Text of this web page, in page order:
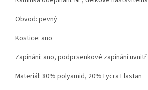
Obvod: pevný
Kostice: ano
Zapínání: ano, podprsenkové zapínání uvnitř
Materiál: 80% polyamid, 20% Lycra Elastan